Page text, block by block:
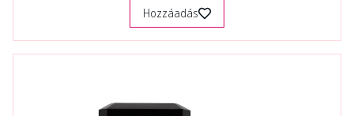
Hozzáadás